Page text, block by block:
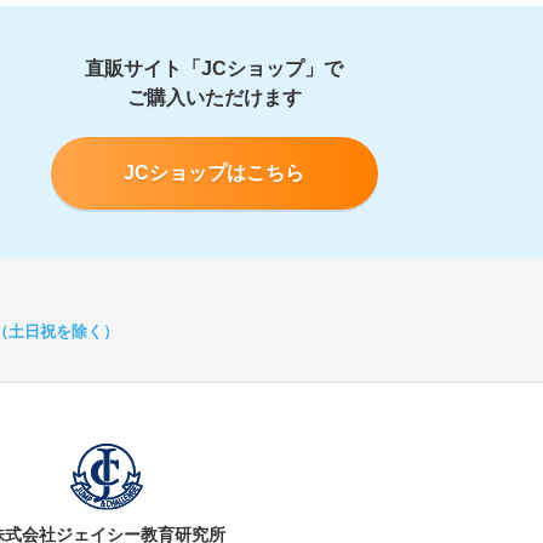
直販サイト「JCショップ」で
ご購入いただけます
JCショップはこちら
日祝を除く）
式会社ジェイシー教育研究所